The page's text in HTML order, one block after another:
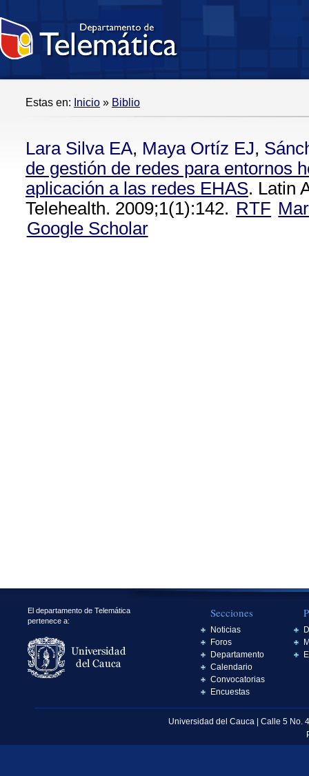
Estas en: Inicio » Biblio
Lara Silva EA, Maya Ortíz EJ,
de gestión de redes para entornos
aplicación a las redes EHAS. Latin
Telehealth. 2009;1(1):142. RTF
Google Scholar
El departamento de Telemática
pertenece a:
Secciones
Noticias
Foros
Departamento
Calendario
Convocatorias
Encuestas
Universidad del Cauca | Calle 5 No.